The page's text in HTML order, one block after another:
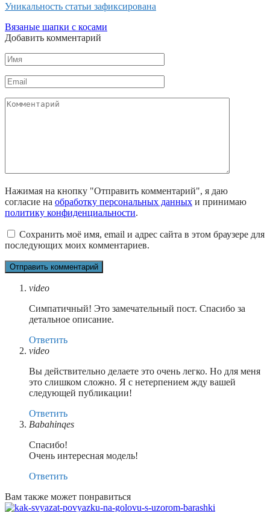
Уникальность статьи зафиксирована
Вязаные шапки с косами
Добавить комментарий
Имя
*
Email
*
Комментарий
Нажимая на кнопку "Отправить комментарий", я даю
согласие на обработку персональных данных и принимаю
политику конфиденциальности.
Сохранить моё имя, email и адрес сайта в этом браузере для
последующих моих комментариев.
video
Симпатичный! Это замечательный пост. Спасибо за
детальное описание.
Ответить
video
Вы действительно делаете это очень легко. Но для меня
это слишком сложно. Я с нетерпением жду вашей
следующей публикации!
Ответить
Babahinqes
Спасибо!
Очень интересная модель!
Ответить
Вам также может понравиться